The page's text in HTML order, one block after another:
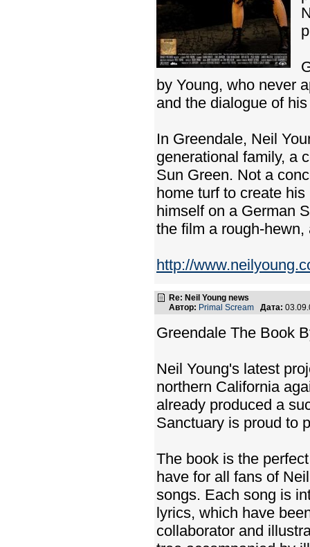
by Young, who never
and the dialogue of
In Greendale, Neil
generational family, a
Sun Green. Not a
home turf to create
himself on a German
the film a rough-
http://
Re: Neil Young news
Автор: Primal Scream Дата:
Greendale The Book
Neil Young's latest
northern California
already produced a
Sanctuary is proud to
The book is the
have for all fans of
songs. Each song is
lyrics, which have
collaborator and